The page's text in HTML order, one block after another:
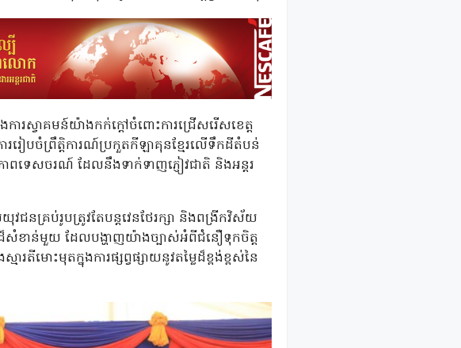
ារស្វាគមន៍យ៉ាងកក់ក្តៅចំពោះការជ្រើសរើសខេត្ត
ៀបចំព្រឹត្តិការណ៍ប្រកួតកីឡាគុនខ្មែរលើទឹកដីតំបន់
ាពទេសចរណ៍ ដែលនឹងទាក់ទាញភ្ញៀវជាតិ និងអន្តរ
វជនគ្រប់រូបត្រូវតែបន្តវេនថែរក្សា និងពង្រីកវិស័យ
សំខាន់មួយ ដែលបង្ហាញយ៉ាងច្បាស់អំពីជំនឿទុកចិត្ត
តីមោះមុតក្នុងការផ្សព្វផ្សាយនូវតម្លៃដ៏ខ្ពង់ខ្ពស់នៃ